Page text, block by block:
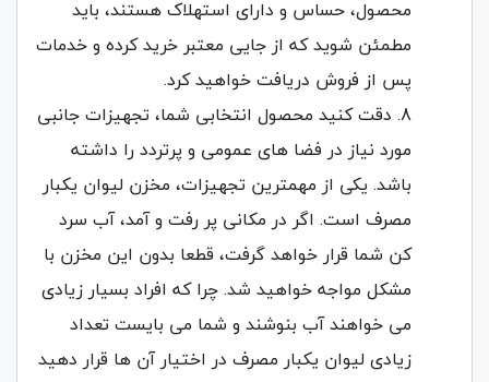
محصول، حساس و دارای استهلاک هستند، باید
مطمئن شوید که از جایی معتبر خرید کرده و خدمات
پس از فروش دریافت خواهید کرد.
دقت کنید محصول انتخابی شما، تجهیزات جانبی
مورد نیاز در فضا های عمومی و پرتردد را داشته
باشد. یکی از مهمترین تجهیزات، مخزن لیوان یکبار
مصرف است. اگر در مکانی پر رفت و آمد، آب سرد
کن شما قرار خواهد گرفت، قطعا بدون این مخزن با
مشکل مواجه خواهید شد. چرا که افراد بسیار زیادی
می خواهند آب بنوشند و شما می بایست تعداد
زیادی لیوان یکبار مصرف در اختیار آن ها قرار دهید